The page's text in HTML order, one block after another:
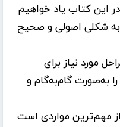
این کتاب یاد خواهیم
شکلی اصولی و صحیح
مورد نیاز برای
به‌صورت گام‌به‌گام و
مهم‌ترین مواردی است